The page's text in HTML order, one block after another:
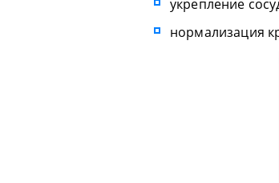
укрепление
нормализация